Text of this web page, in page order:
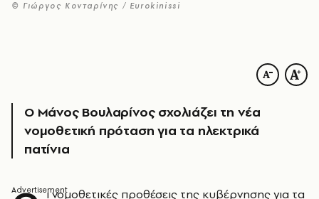
© Γιώργος Κονταρίνης / Eurokinissi
Ο Μάνος Βουλαρίνος σχολιάζει τη νέα
νομοθετική πρόταση για τα ηλεκτρικά
πατίνια
ι νομοθετικές προθέσεις της κυβέρνησης για τα